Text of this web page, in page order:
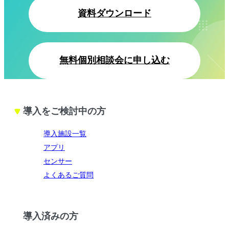
資料ダウンロード
無料個別相談会に申し込む
導入をご検討中の方
導入施設一覧
アプリ
センサー
よくあるご質問
導入済みの方